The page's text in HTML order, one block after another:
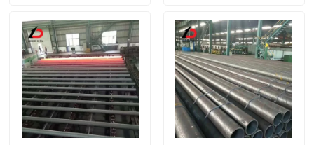
Produkte
Videos
Über uns